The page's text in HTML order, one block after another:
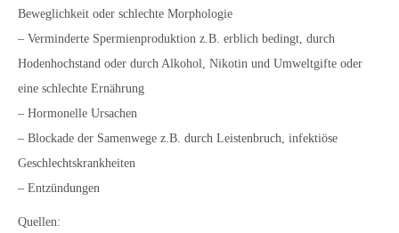
Beweglichkeit oder schlechte Morphologie
– Verminderte Spermienproduktion z.B. erblich bedingt, durch
Hodenhochstand oder durch Alkohol, Nikotin und Umweltgifte oder
eine schlechte Ernährung
– Hormonelle Ursachen
– Blockade der Samenwege z.B. durch Leistenbruch, infektiöse
Geschlechtskrankheiten
– Entzündungen
Quellen: